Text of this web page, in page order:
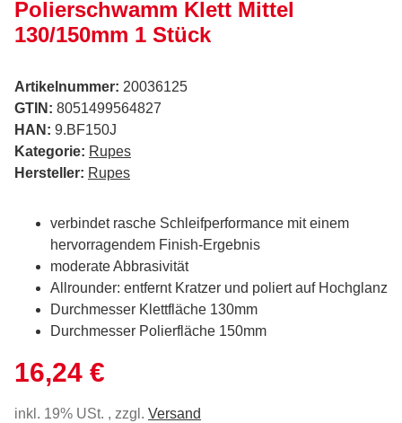
Polierschwamm Klett Mittel
130/150mm 1 Stück
Artikelnummer: 20036125
GTIN: 8051499564827
HAN: 9.BF150J
Kategorie: Rupes
Hersteller: Rupes
verbindet rasche Schleifperformance mit einem
hervorragendem Finish-Ergebnis
moderate Abbrasivität
Allrounder: entfernt Kratzer und poliert auf Hochglanz
Durchmesser Klettfläche 130mm
Durchmesser Polierfläche 150mm
16,24 €
inkl. 19% USt. , zzgl. Versand